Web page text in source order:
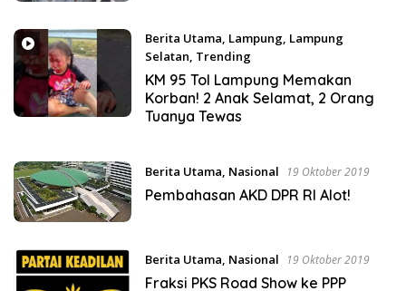
Berita Utama, Lampung, Lampung
Selatan, Trending
19 Oktober 2019
KM 95 Tol Lampung Memakan
Korban! 2 Anak Selamat, 2 Orang
Tuanya Tewas
Berita Utama, Nasional 19 Oktober 2019
Pembahasan AKD DPR RI Alot!
Berita Utama, Nasional 19 Oktober 2019
Fraksi PKS Road Show ke PPP